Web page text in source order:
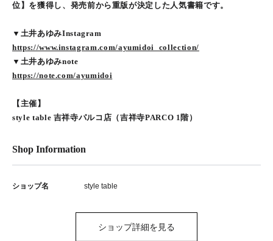
位】を獲得し、発売前から重版が決定した人気書籍です。
▼土井あゆみInstagram
https://www.instagram.com/ayumidoi_collection/
▼土井あゆみnote
https://note.com/ayumidoi
【主催】
style table 吉祥寺パルコ店（吉祥寺PARCO 1階）
Shop Information
ショップ名 style table
ショップ詳細を見る